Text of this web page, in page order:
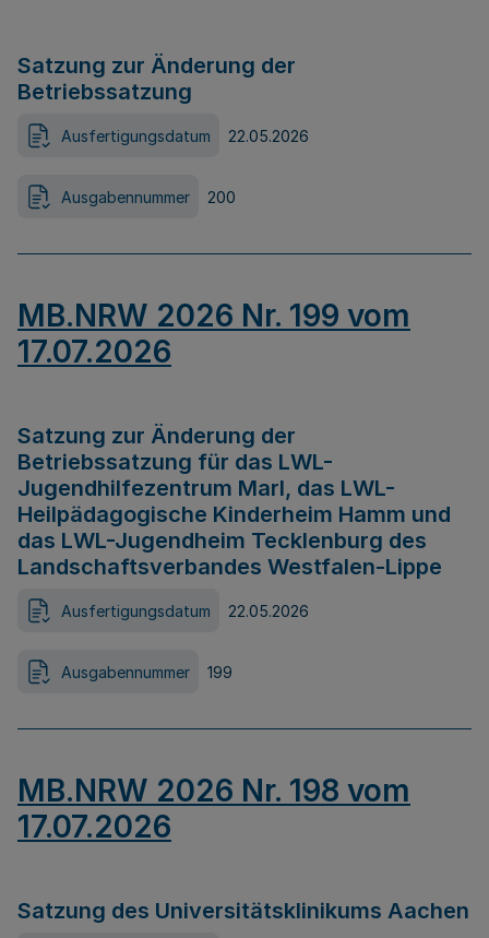
Satzung zur Änderung der
Betriebssatzung
Ausfertigungsdatum 22.05.2026
Ausgabennummer 200
MB.NRW 2026 Nr. 199 vom
17.07.2026
Satzung zur Änderung der
Betriebssatzung für das LWL-
Jugendhilfezentrum Marl, das LWL-
Heilpädagogische Kinderheim Hamm und
das LWL-Jugendheim Tecklenburg des
Landschaftsverbandes Westfalen-Lippe
Ausfertigungsdatum 22.05.2026
Ausgabennummer 199
MB.NRW 2026 Nr. 198 vom
17.07.2026
Satzung des Universitätsklinikums Aachen